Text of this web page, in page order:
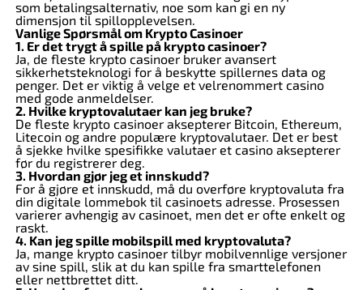
som betalingsalternativ, noe som kan gi en ny
dimensjon til spillopplevelsen.
Vanlige Spørsmål om Krypto Casinoer
1. Er det trygt å spille på krypto casinoer?
Ja, de fleste krypto casinoer bruker avansert
sikkerhetsteknologi for å beskytte spillernes data og
penger. Det er viktig å velge et velrenommert casino
med gode anmeldelser.
2. Hvilke kryptovalutaer kan jeg bruke?
De fleste krypto casinoer aksepterer Bitcoin, Ethereum,
Litecoin og andre populære kryptovalutaer. Det er best
å sjekke hvilke spesifikke valutaer et casino aksepterer
før du registrerer deg.
3. Hvordan gjør jeg et innskudd?
For å gjøre et innskudd, må du overføre kryptovaluta fra
din digitale lommebok til casinoets adresse. Prosessen
varierer avhengig av casinoet, men det er ofte enkelt og
raskt.
4. Kan jeg spille mobilspill med kryptovaluta?
Ja, mange krypto casinoer tilbyr mobilvennlige versjoner
av sine spill, slik at du kan spille fra smarttelefonen
eller nettbrettet ditt.